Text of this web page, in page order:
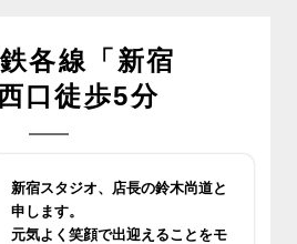
各線「新宿
口徒歩5分
新宿スタジオ、店長の鈴木尚道と
申します。
元気よく笑顔で出迎えることをモ